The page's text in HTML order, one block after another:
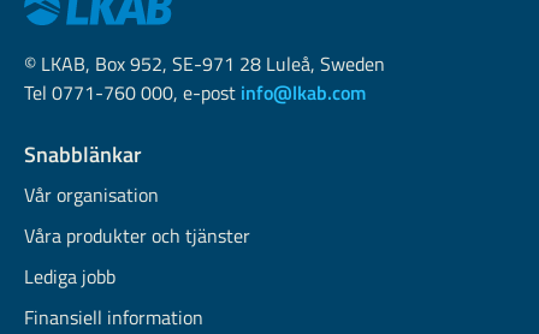
© LKAB, Box 952, SE-971 28 Luleå, Sweden
Tel 0771-760 000, e-post info@lkab.com
Snabblänkar
Vår organisation
Våra produkter och tjänster
Lediga jobb
Finansiell information